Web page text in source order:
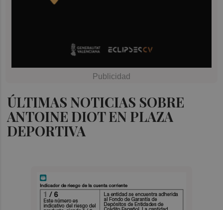
ÚLTIMAS NOTICIAS SOBRE
ANTOINE DIOT EN PLAZA
DEPORTIVA